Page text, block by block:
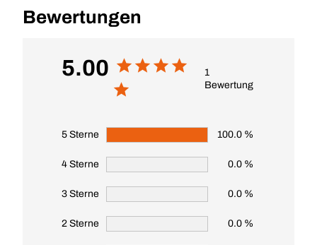
Bewertungen
5.00
1
Bewertung
5 Sterne 100.0 %
4 Sterne 0.0 %
3 Sterne 0.0 %
2 Sterne 0.0 %